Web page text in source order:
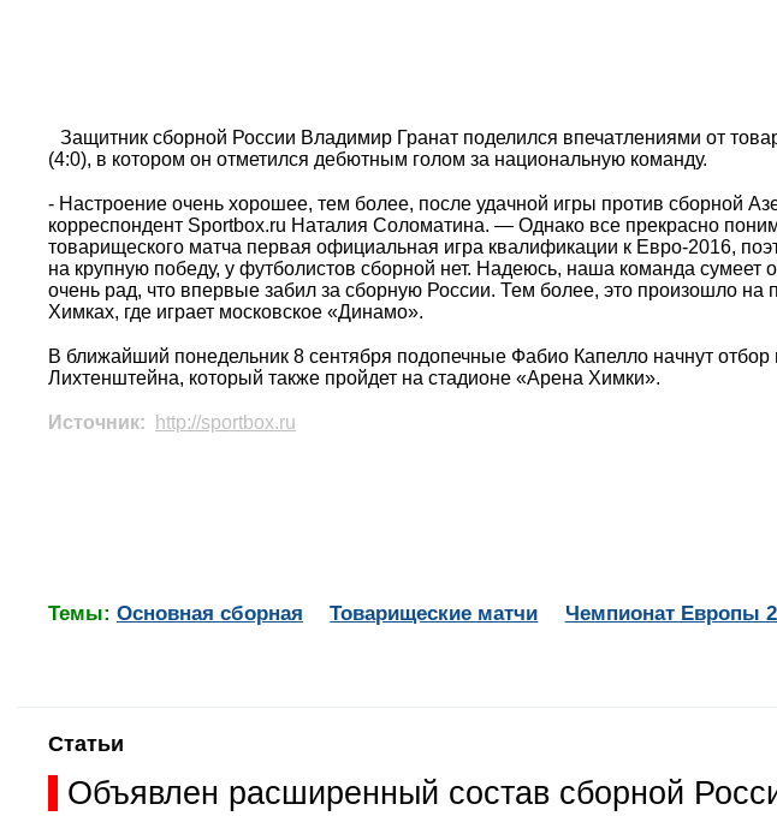
Защитник сборной России Владимир Гранат поделился впечатлениями от
(4:0), в котором он отметился дебютным голом за национальную команду.
- Настроение очень хорошее, тем более, после удачной игры против сборной
корреспондент Sportbox.ru Наталия Соломатина. — Однако все прекрасно
товарищеского матча первая официальная игра квалификации к Евро-2016,
на крупную победу, у футболистов сборной нет. Надеюсь, наша команда сумеет
очень рад, что впервые забил за сборную России. Тем более, это произошло на
Химках, где играет московское «Динамо».
В ближайший понедельник 8 сентября подопечные Фабио Капелло начнут
Лихтенштейна, который также пройдет на стадионе «Арена Химки».
Источник: http://sportbox.ru
Темы: Основная сборная Товарищеские матчи Чемпионат Европы
Статьи
Объявлен расширенный состав сборной